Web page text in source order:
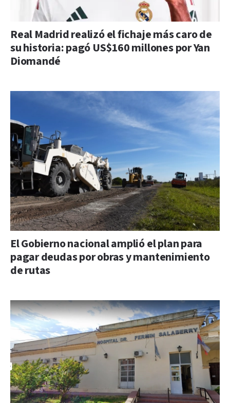
Real Madrid realizó el fichaje más caro de
su historia: pagó US$160 millones por Yan
Diomandé
El Gobierno nacional amplió el plan para
pagar deudas por obras y mantenimiento
de rutas